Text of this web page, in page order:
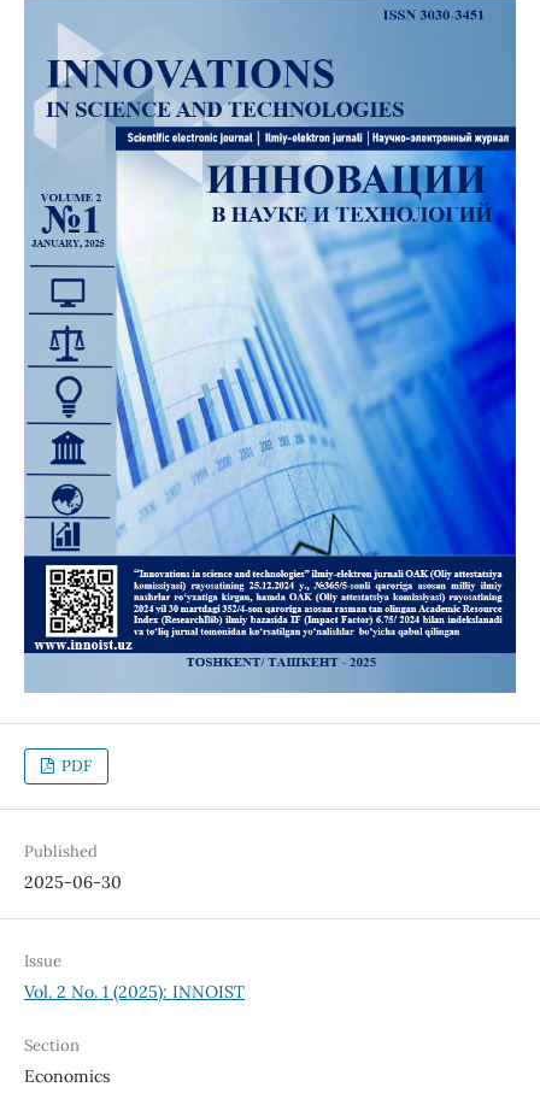
PDF
Published
2025-06-30
Issue
Vol. 2 No. 1 (2025): INNOIST
Section
Economics